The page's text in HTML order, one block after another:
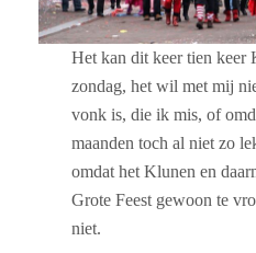
Het kan dit keer tien keer
zondag, het wil met mij
vonk is, die ik mis, of
maanden toch al niet zo
omdat het Klunen en
Grote Feest gewoon te
niet.